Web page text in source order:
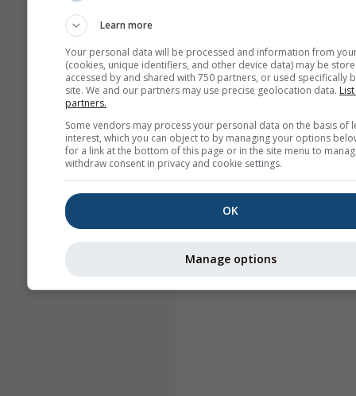
Learn more
Your personal data will be processed and information from
(cookies, unique identifiers, and other device data) may be
accessed by and shared with 750 partners, or used specifically
site. We and our partners may use precise geolocation data.
partners.
Some vendors may process your personal data on the basis of
interest, which you can object to by managing your options
for a link at the bottom of this page or in the site menu to
withdraw consent in privacy and cookie settings.
OK
Manage options